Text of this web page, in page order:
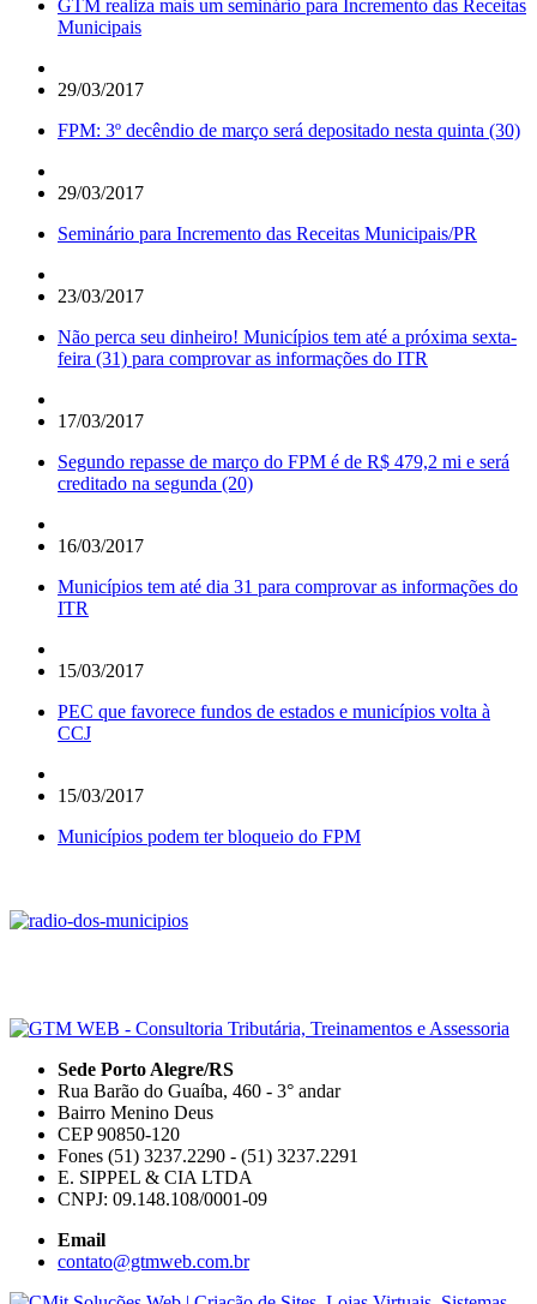
GTM realiza mais um seminário para Incremento das Receitas
Municipais
29/03/2017
FPM: 3º decêndio de março será depositado nesta quinta (30)
29/03/2017
Seminário para Incremento das Receitas Municipais/PR
23/03/2017
Não perca seu dinheiro! Municípios tem até a próxima sexta-
feira (31) para comprovar as informações do ITR
17/03/2017
Segundo repasse de março do FPM é de R$ 479,2 mi e será
creditado na segunda (20)
16/03/2017
Municípios tem até dia 31 para comprovar as informações do
ITR
15/03/2017
PEC que favorece fundos de estados e municípios volta à
CCJ
15/03/2017
Municípios podem ter bloqueio do FPM
Sede Porto Alegre/RS
Rua Barão do Guaíba, 460 - 3° andar
Bairro Menino Deus
CEP 90850-120
Fones (51) 3237.2290 - (51) 3237.2291
E. SIPPEL & CIA LTDA
CNPJ: 09.148.108/0001-09
Email
contato@gtmweb.com.br